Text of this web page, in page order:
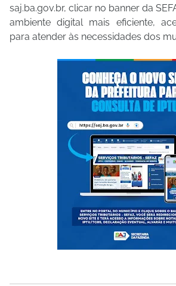
saj.ba.gov.br, clicar no banner da
ambiente digital mais eficiente,
para atender às necessidades dos